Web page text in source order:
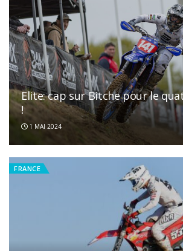
Elite: cap sur Bitche pour le
!
1 MAI 2024
FRANCE